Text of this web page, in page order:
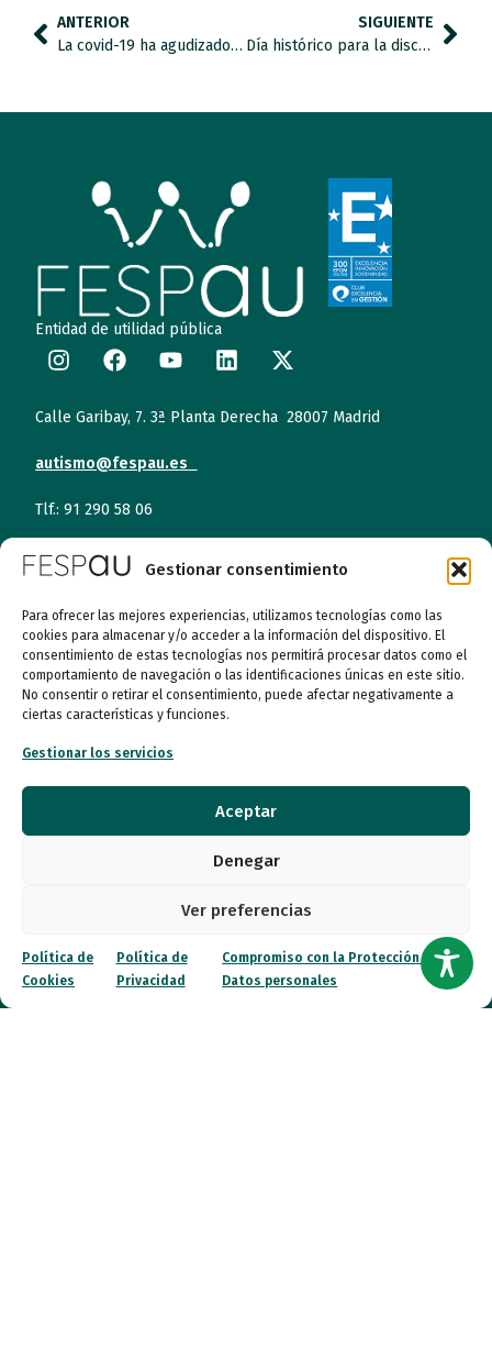
Gestionar consentimiento
Para ofrecer las mejores experiencias, utilizamos tecnologías como las
cookies para almacenar y/o acceder a la información del dispositivo. El
consentimiento de estas tecnologías nos permitirá procesar datos como el
comportamiento de navegación o las identificaciones únicas en este sitio.
No consentir o retirar el consentimiento, puede afectar negativamente a
ciertas características y funciones.
Gestionar los servicios
Aceptar
Denegar
Ver preferencias
Política de
Cookies
Política de
Privacidad
Compromiso con la Protección de
Datos personales
ANTERIOR
La covid-19 ha agudizado la ansiedad entre los niños con espectro autista
SIGUIENTE
Día histórico para la discapacidad y lo social en España.
Entidad de utilidad pública
Calle Garibay, 7. 3ª Planta Derecha 28007 Madrid
autismo@fespau.es
Tlf.: 91 290 58 06
Atención al Público
Lunes a miércoles
09:00 a 16:00
Jueves (online)
09:00 a 16:00
Viernes (online)
09:00 a 14:00
Autismo